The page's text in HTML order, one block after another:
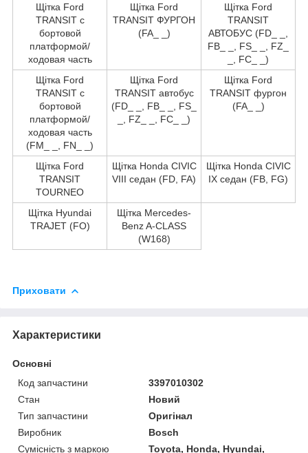
Щітка Ford
TRANSIT c
бортовой
платформой/
ходовая часть
Щітка Ford
TRANSIT ФУРГОН
(FA_ _)
Щітка Ford
TRANSIT
АВТОБУС (FD_ _,
FB_ _, FS_ _, FZ_
_, FC_ _)
Щітка Ford
TRANSIT c
бортовой
платформой/
ходовая часть
(FM_ _, FN_ _)
Щітка Ford
TRANSIT автобус
(FD_ _, FB_ _, FS_
_, FZ_ _, FC_ _)
Щітка Ford
TRANSIT фургон
(FA_ _)
Щітка Ford
TRANSIT
TOURNEO
Щітка Honda CIVIC
VIII седан (FD, FA)
Щітка Honda CIVIC
IX седан (FB, FG)
Щітка Hyundai
TRAJET (FO)
Щітка Mercedes-
Benz A-CLASS
(W168)
Приховати
Характеристики
Основні
Код запчастини
3397010302
Стан
Новий
Тип запчастини
Оригінал
Виробник
Bosch
Сумісність з маркою
Toyota, Honda, Hyundai,